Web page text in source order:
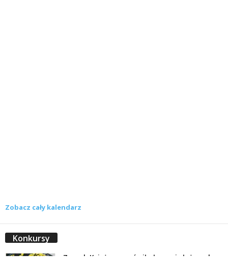
Zobacz cały kalendarz
Konkursy
Zamek Książ przemówił głosami służących.